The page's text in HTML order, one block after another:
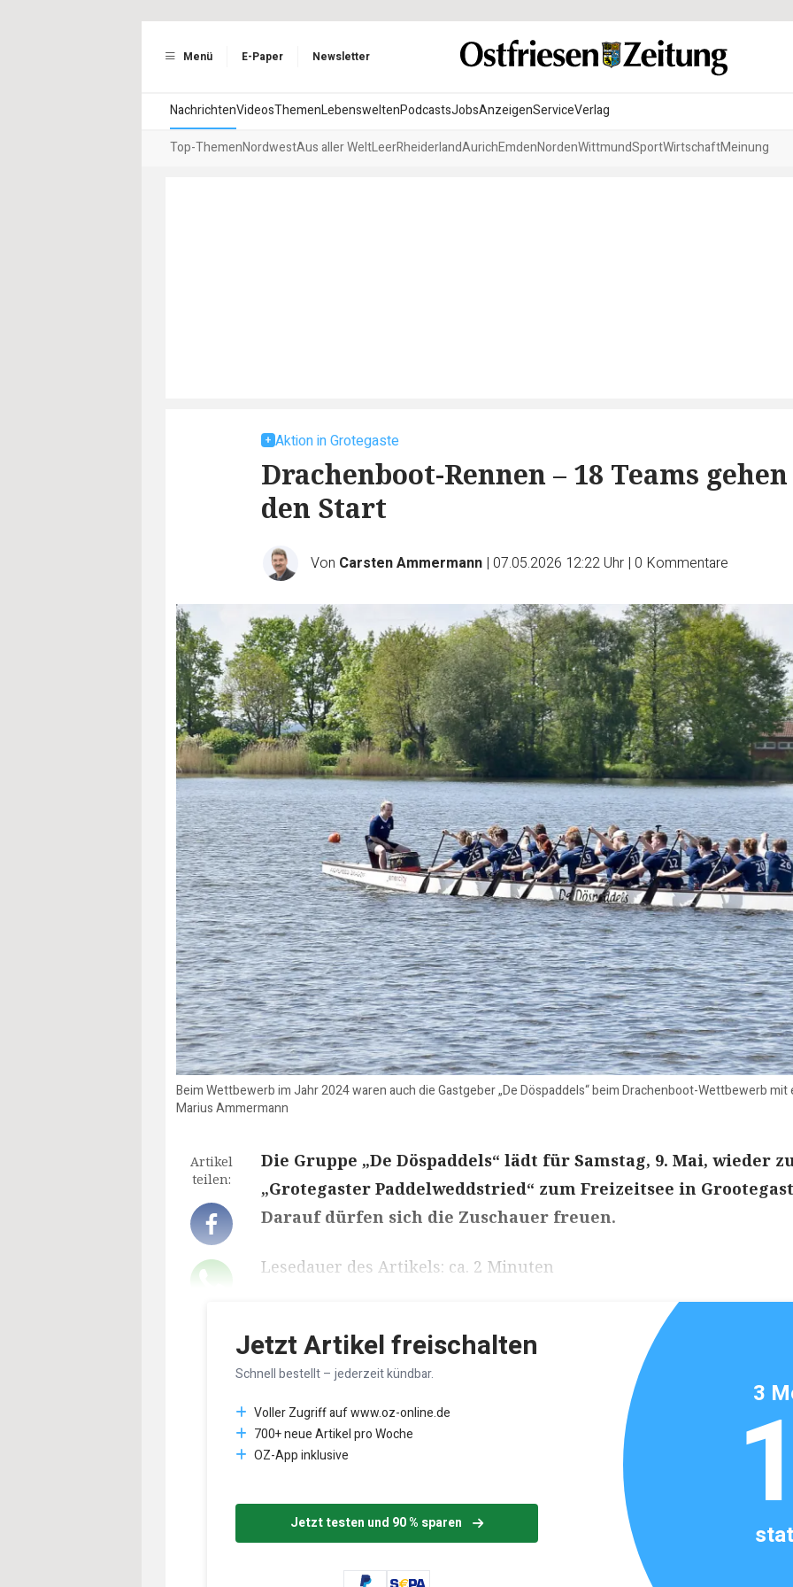
Menü E-Paper Newsletter
NachrichtenVideosThemenLebensweltenPodcastsJobsAnzeigenServiceVerlag
Top-ThemenNordwestAus aller WeltLeerRheiderlandAurichEmdenNordenWittmundSportWirtschaftMeinung
Aktion in Grotegaste
Drachenboot-Rennen – 18 Teams
den Start
Von Carsten Ammermann | 07.05.2026 12:22 Uhr | 0 Kommentare
Beim Wettbewerb im Jahr 2024 waren auch die Gastgeber „De Döspaddels“ beim Drachenboot-Wettbewerb
Marius Ammermann
Artikel
teilen:
Die Gruppe „De Döspaddels“ lädt für Samstag, 9. Mai, wieder
„Grotegaster Paddelweddstried“ zum Freizeitsee in
Darauf dürfen sich die Zuschauer freuen.
Lesedauer des Artikels: ca. 2 Minuten
Jetzt Artikel freischalten
Schnell bestellt – jederzeit kündbar.
Voller Zugriff auf www.oz-online.de
700+ neue Artikel pro Woche
OZ-App inklusive
Jetzt testen und 90 % sparen
3